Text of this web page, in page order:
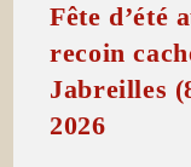
Fête d’été
recoin
Jabreilles
2026